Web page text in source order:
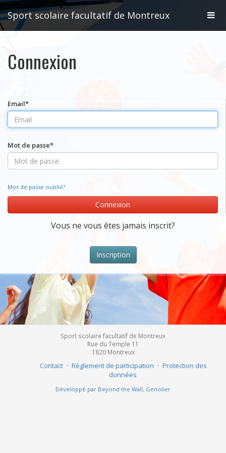
Sport scolaire facultatif de Montreux
Connexion
Email*
Mot de passe*
Mot de passe oublié?
Connexion
Vous ne vous êtes jamais inscrit?
Inscription
Sport scolaire facultatif de Montreux
Rue du Temple 11
1820 Montreux
Contact · Règlement de participation · Protection des
données
Développé par Beyond the Wall, Genolier